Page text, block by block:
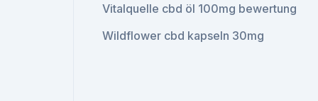
Vitalquelle cbd öl 100mg bewertung
Wildflower cbd kapseln 30mg